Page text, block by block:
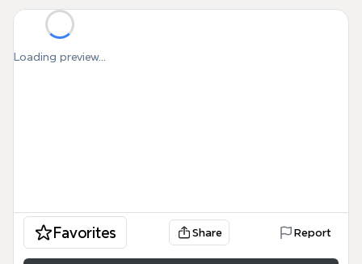
Loading preview...
Favorites Share Report